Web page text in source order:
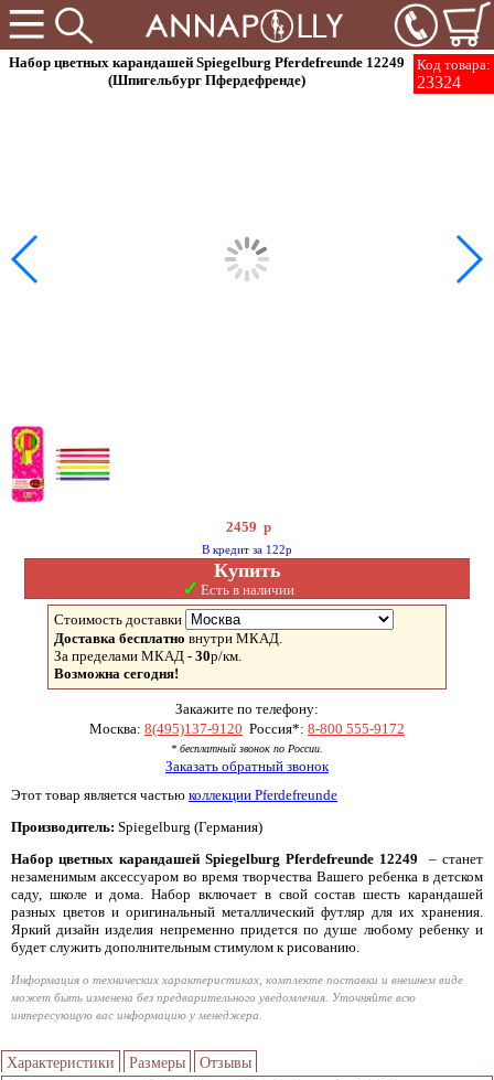
Код товара:
23324
Набор цветных карандашей Spiegelburg Pferdefreunde 12249
(Шпигельбург Пфердефренде)
2459 р
В кредит за 122р
Купить
✓ Есть в наличии
Стоимость доставки
Доставка бесплатно внутри МКАД.
За пределами МКАД - 30р/км.
Возможна сегодня!
Закажите по телефону:
Москва: 8(495)137-9120 Россия*: 8-800 555-9172
* бесплатный звонок по России.
Заказать обратный звонок
Этот товар является частью коллекции Pferdefreunde
Производитель: Spiegelburg (Германия)
Набор цветных карандашей Spiegelburg Pferdefreunde 12249 – станет
незаменимым аксессуаром во время творчества Вашего ребенка в детском
саду, школе и дома. Набор включает в свой состав шесть карандашей
разных цветов и оригинальный металлический футляр для их хранения.
Яркий дизайн изделия непременно придется по душе любому ребенку и
будет служить дополнительным стимулом к рисованию.
Информация о технических характеристиках, комплекте поставки и внешнем виде
может быть изменена без предварительного уведомления. Уточняйте всю
интересующую вас информацию у менеджера.
Характеристики Размеры Отзывы